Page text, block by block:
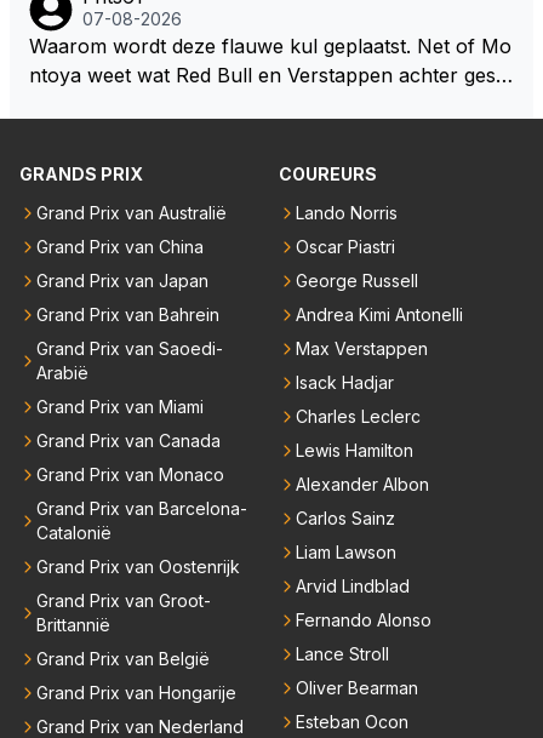
okies made of your own dough" 🤣
07-08-2026
Waarom wordt deze flauwe kul geplaatst. Net of Mo
ntoya weet wat Red Bull en Verstappen achter geslo
GRANDS PRIX
Grand Prix van Australië
Grand Prix van China
Grand Prix van Japan
Grand Prix van Bahrein
Grand Prix van Saoedi-
Arabië
Grand Prix van Miami
Grand Prix van Canada
Grand Prix van Monaco
Grand Prix van Barcelona-
Catalonië
Grand Prix van Oostenrijk
Grand Prix van Groot-
Brittannië
Grand Prix van België
Grand Prix van Hongarije
Grand Prix van Nederland
COUREURS
Lando Norris
Oscar Piastri
George Russell
Andrea Kimi Antonelli
Max Verstappen
Isack Hadjar
Charles Leclerc
Lewis Hamilton
Alexander Albon
Carlos Sainz
Liam Lawson
Arvid Lindblad
Fernando Alonso
Lance Stroll
Oliver Bearman
Esteban Ocon